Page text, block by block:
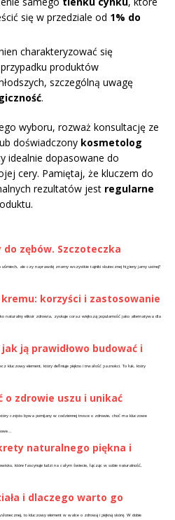
się w przedziale od 1% do
charakteryzować się
produktów
szczególną uwagę
.
wyboru, rozważ konsultację ze
doświadczony kosmetolog
idealnie dopasowane do
cery. Pamiętaj, że kluczem do
rezultatów jest regularne
zębów. Szczoteczka
uśmiech, ale czy naprawdę znamy wszystkie tajniki skutecznej higieny jamy ustnej?
korzyści i zastosowanie
naturalny eliksir zdrowia, zyskuje coraz większą popularność jako alternatywa dla
ją prawidłowo budować i
kluczowy element, który definiuje piękno i trwałość paznokci. To łuk, który
o zdrowie uszu i unikać
często bywa pomijany w codziennej trosce o zdrowie, choć ma kluczowe
naturalnego piękna i
które fascynuje ludzi na całym świecie, łącząc w sobie naturalność,
i dlaczego warto go
to kluczowy element w walce o zdrową i piękną skórę. W dobie